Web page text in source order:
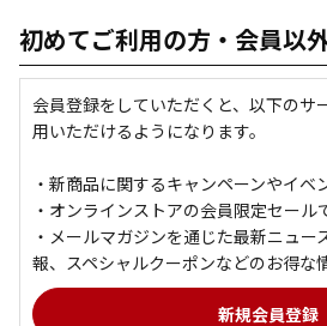
初めてご利用の方・会員以
会員登録をしていただくと、以下のサ
用いただけるようになります。
・新商品に関するキャンペーンやイベ
・オンラインストアの会員限定セール
・メールマガジンを通じた最新ニュー
報、スペシャルクーポンなどのお得な